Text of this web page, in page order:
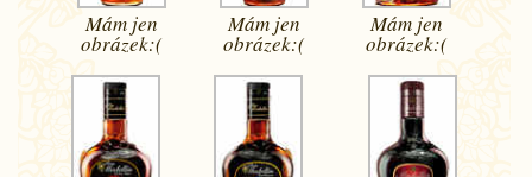
Mám jen
obrázek:(
Mám jen
obrázek:(
Mám jen
obrázek:(